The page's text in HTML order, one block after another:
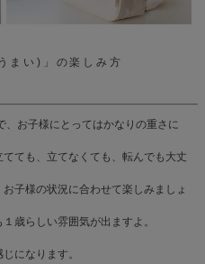
まい)」の楽しみ方
お子様にとってはかなりの重さに
ても、立てなくても、転んでも大丈
子様の状況に合わせて楽しみましょ
歳らしい雰囲気が出ますよ。
になります。